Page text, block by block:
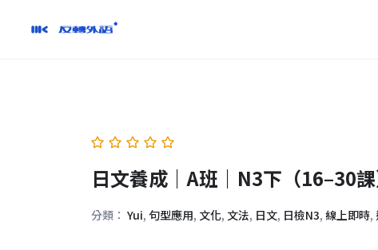
日文養成｜A班｜N3下（16–30課
分類： Yui, 句型應用, 文化, 文法, 日文, 日檢N3, 線上即時,